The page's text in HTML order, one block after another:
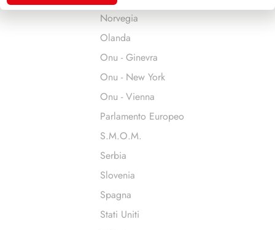
Norvegia
Olanda
Onu - Ginevra
Onu - New York
Onu - Vienna
Parlamento Europeo
S.M.O.M.
Serbia
Slovenia
Spagna
Stati Uniti